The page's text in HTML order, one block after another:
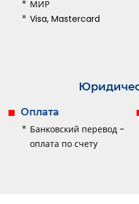
МИР
Visa, Mastercard
Оплата
Банковский перевод -
оплата по счету